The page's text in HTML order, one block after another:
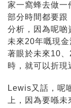
家一窩蜂去做一
部分時間都要
分析，因為呢啲
未來20年嘅現
著眼於未來10
時，就可以折現
Lewis又話，呢
上，因為要喺